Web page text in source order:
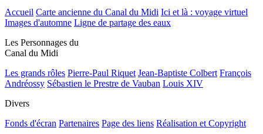
Accueil Carte ancienne du Canal du Midi Ici et là : voyage virtuel
Images d'automne Ligne de partage des eaux
Les Personnages du
Canal du Midi
Les grands rôles Pierre-Paul Riquet Jean-Baptiste Colbert François
Andréossy Sébastien le Prestre de Vauban Louis XIV
Divers
Fonds d'écran Partenaires Page des liens Réalisation et Copyright